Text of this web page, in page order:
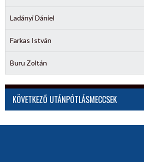
Ladányi Dániel
Farkas István
Buru Zoltán
KÖVETKEZŐ UTÁNPÓTLÁSMECCSEK